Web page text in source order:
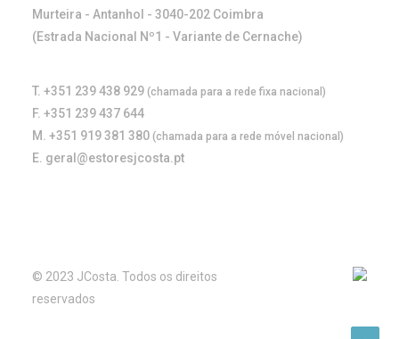
Murteira - Antanhol - 3040-202 Coimbra
(Estrada Nacional Nº1 - Variante de Cernache)
T. +351 239 438 929 (chamada para a rede fixa nacional)
F. +351 239 437 644
M. +351 919 381 380 (chamada para a rede móvel nacional)
E. geral@estoresjcosta.pt
© 2023 JCosta. Todos os direitos
reservados